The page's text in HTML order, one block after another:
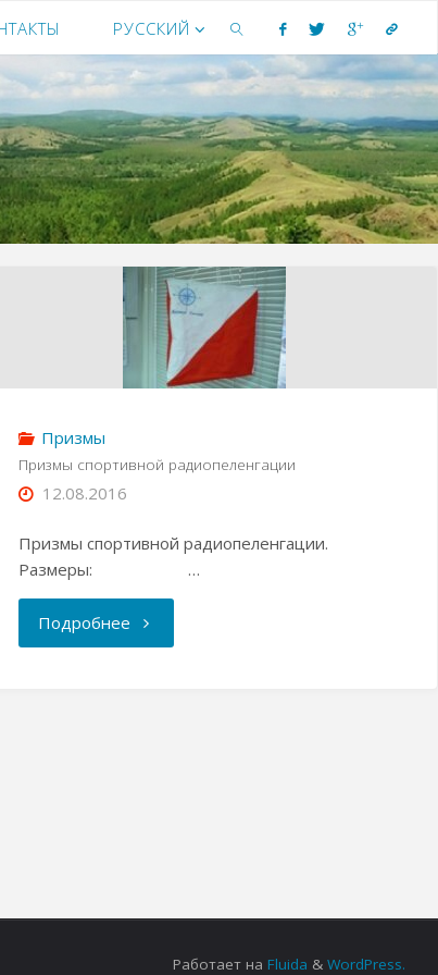
РУССКИЙ
ИСКАТЬ
Призмы
Призмы спортивной радиопеленгации
12.08.2016
Призмы спортивной радиопеленгации.
Размеры: …
Подробнее"Призмы
Работает на Fluida & WordPress.